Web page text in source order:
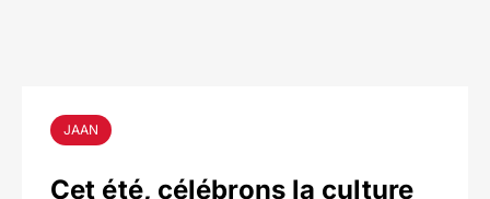
JAAN
Cet été, célébrons la culture